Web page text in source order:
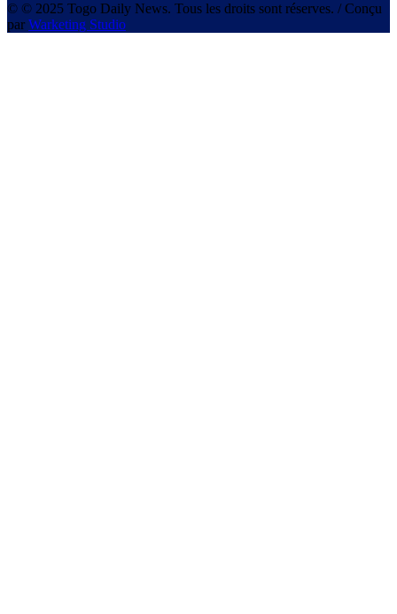
© © 2025 Togo Daily News. Tous les droits sont réserves. / Conçu
par Warketing Studio